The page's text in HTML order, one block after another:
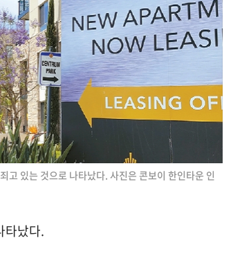
고 있는 것으로 나타났다. 사진은 콘보이 한인타운 인
타났다.